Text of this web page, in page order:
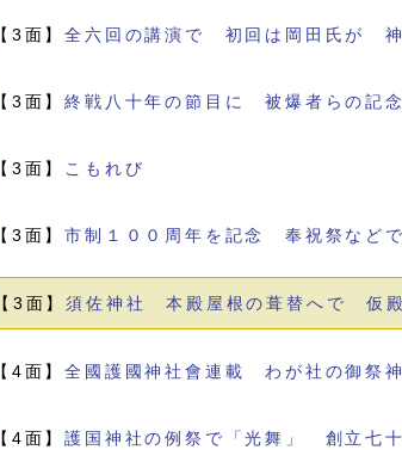
【3面】全六回の講演で 初回は岡田氏が 神
【3面】終戦八十年の節目に 被爆者らの記
【3面】 こもれび
【3面】市制１００周年を記念 奉祝祭など
【3面】須佐神社 本殿屋根の葺替へで 仮
【4面】全國護國神社會連載 わが社の御祭
【4面】護国神社の例祭で「光舞」 創立七